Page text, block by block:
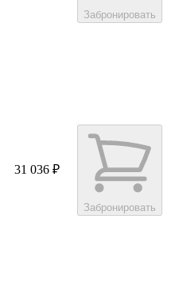
Забронировать
31 036 ₽
Забронировать